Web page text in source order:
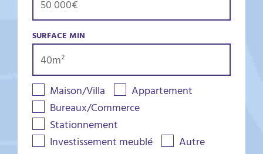
SURFACE MIN
Maison/Villa
Appartement
Bureaux/Commerce
Stationnement
Investissement meublé
Autre